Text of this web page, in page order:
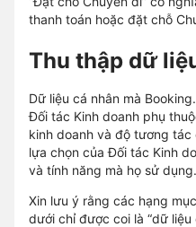
thanh toán hoặc đặt chỗ
Thu thập dữ
Dữ liệu cá nhân mà
Đối tác Kinh doanh phụ
kinh doanh và độ tương tác
lựa chọn của Đối tác Kinh
và tính năng mà họ sử dụng.
Xin lưu ý rằng các hạng
dưới chỉ được coi là “dữ liệu